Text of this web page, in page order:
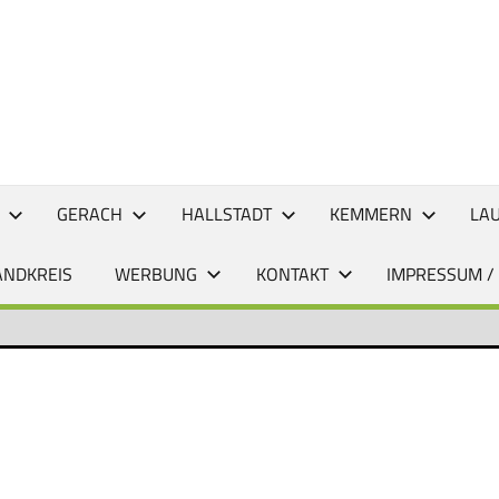
GERACH HALLSTADT KEMMERN
WERBUNG KONTAKT IMPRESSUM /